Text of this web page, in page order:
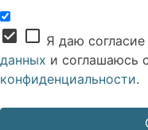
check_box check_box_outline_blank Я даю согласие
данных и соглашаюсь с
конфиденциальности.